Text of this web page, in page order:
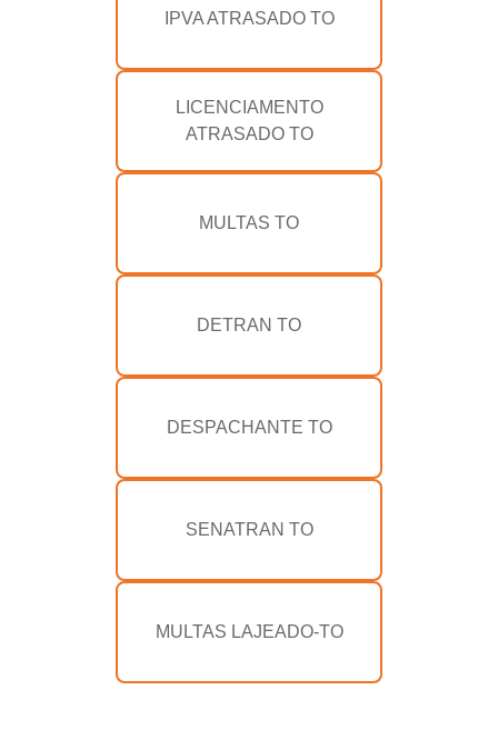
IPVA ATRASADO TO
LICENCIAMENTO
ATRASADO TO
MULTAS TO
DETRAN TO
DESPACHANTE TO
SENATRAN TO
MULTAS LAJEADO-TO